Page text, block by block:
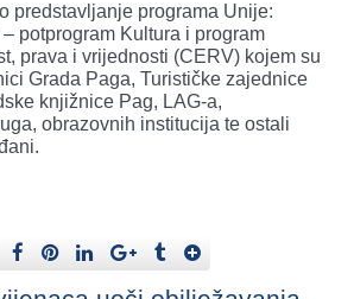
predstavljanje programa Unije:
potprogram Kultura i program
prava i vrijednosti (CERV) kojem su
Grada Paga, Turističke zajednice
knjižnice Pag, LAG-a,
obrazovnih institucija te ostali